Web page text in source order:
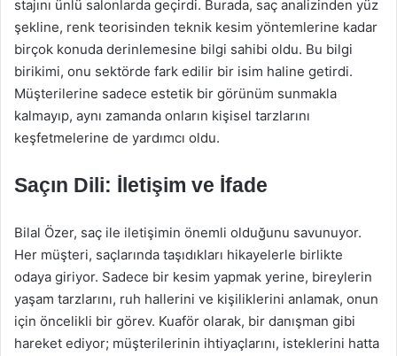
stajını ünlü salonlarda geçirdi. Burada, saç analizinden yüz
şekline, renk teorisinden teknik kesim yöntemlerine kadar
birçok konuda derinlemesine bilgi sahibi oldu. Bu bilgi
birikimi, onu sektörde fark edilir bir isim haline getirdi.
Müşterilerine sadece estetik bir görünüm sunmakla
kalmayıp, aynı zamanda onların kişisel tarzlarını
keşfetmelerine de yardımcı oldu.
Saçın Dili: İletişim ve İfade
Bilal Özer, saç ile iletişimin önemli olduğunu savunuyor.
Her müşteri, saçlarında taşıdıkları hikayelerle birlikte
odaya giriyor. Sadece bir kesim yapmak yerine, bireylerin
yaşam tarzlarını, ruh hallerini ve kişiliklerini anlamak, onun
için öncelikli bir görev. Kuaför olarak, bir danışman gibi
hareket ediyor; müşterilerinin ihtiyaçlarını, isteklerini hatta